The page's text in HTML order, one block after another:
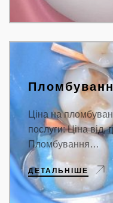
Ціна на
послуги: Ціна від,
Пломбування…
ДЕТАЛЬНІШЕ